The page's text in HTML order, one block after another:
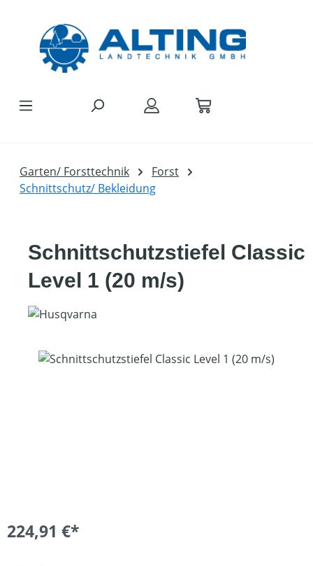
Garten/ Forsttechnik
Forst
Schnittschutz/ Bekleidung
Schnittschutzstiefel Classic
Level 1 (20 m/s)
Bildergalerie überspringen
224,91 €*